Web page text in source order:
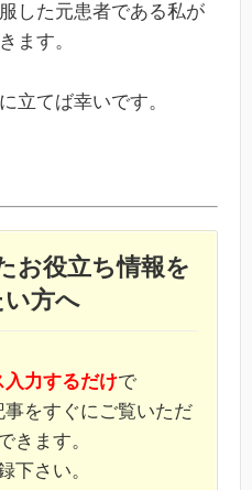
した元患者である私が
ます。
立てば幸いです。
お役立ち情報を
方へ
入力するだけで
をすぐにご覧いただ
きます。
下さい。